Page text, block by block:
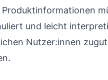
und leicht
Nutzer:innen